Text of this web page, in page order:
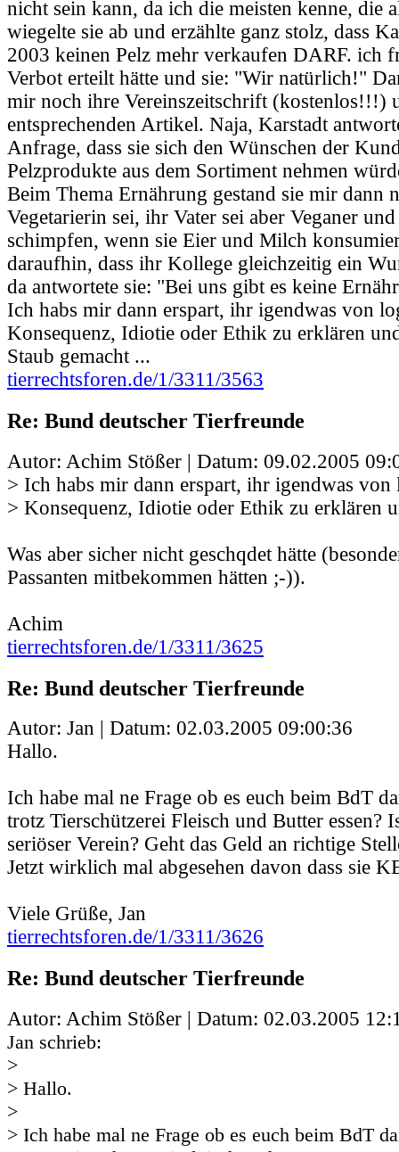
nicht sein kann, da ich die meisten kenne, die
wiegelte sie ab und erzählte ganz stolz, dass
2003 keinen Pelz mehr verkaufen DARF. ich
Verbot erteilt hätte und sie: "Wir natürlich!"
mir noch ihre Vereinszeitschrift (kostenlos!!!)
entsprechenden Artikel. Naja, Karstadt
Anfrage, dass sie sich den Wünschen der
Pelzprodukte aus dem Sortiment nehmen
Beim Thema Ernährung gestand sie mir dann
Vegetarierin sei, ihr Vater sei aber Veganer
schimpfen, wenn sie Eier und Milch
daraufhin, dass ihr Kollege gleichzeitig ein
da antwortete sie: "Bei uns gibt es keine
Ich habs mir dann erspart, ihr igendwas von
Konsequenz, Idiotie oder Ethik zu erklären
Staub gemacht ...
tierrechtsforen.de/1/3311/3563
Re: Bund deutscher Tierfreunde
Autor: Achim Stößer | Datum: 09.02.2005
> Ich habs mir dann erspart, ihr igendwas von
> Konsequenz, Idiotie oder Ethik zu erklären
Was aber sicher nicht geschqdet hätte
Passanten mitbekommen hätten ;-)).
Achim
tierrechtsforen.de/1/3311/3625
Re: Bund deutscher Tierfreunde
Autor: Jan | Datum: 02.03.2005 09:00:36
Hallo.
Ich habe mal ne Frage ob es euch beim BdT
trotz Tierschützerei Fleisch und Butter essen?
seriöser Verein? Geht das Geld an richtige
Jetzt wirklich mal abgesehen davon dass sie
Viele Grüße, Jan
tierrechtsforen.de/1/3311/3626
Re: Bund deutscher Tierfreunde
Autor: Achim Stößer | Datum: 02.03.2005
Jan schrieb:
>
> Hallo.
>
> Ich habe mal ne Frage ob es euch beim BdT